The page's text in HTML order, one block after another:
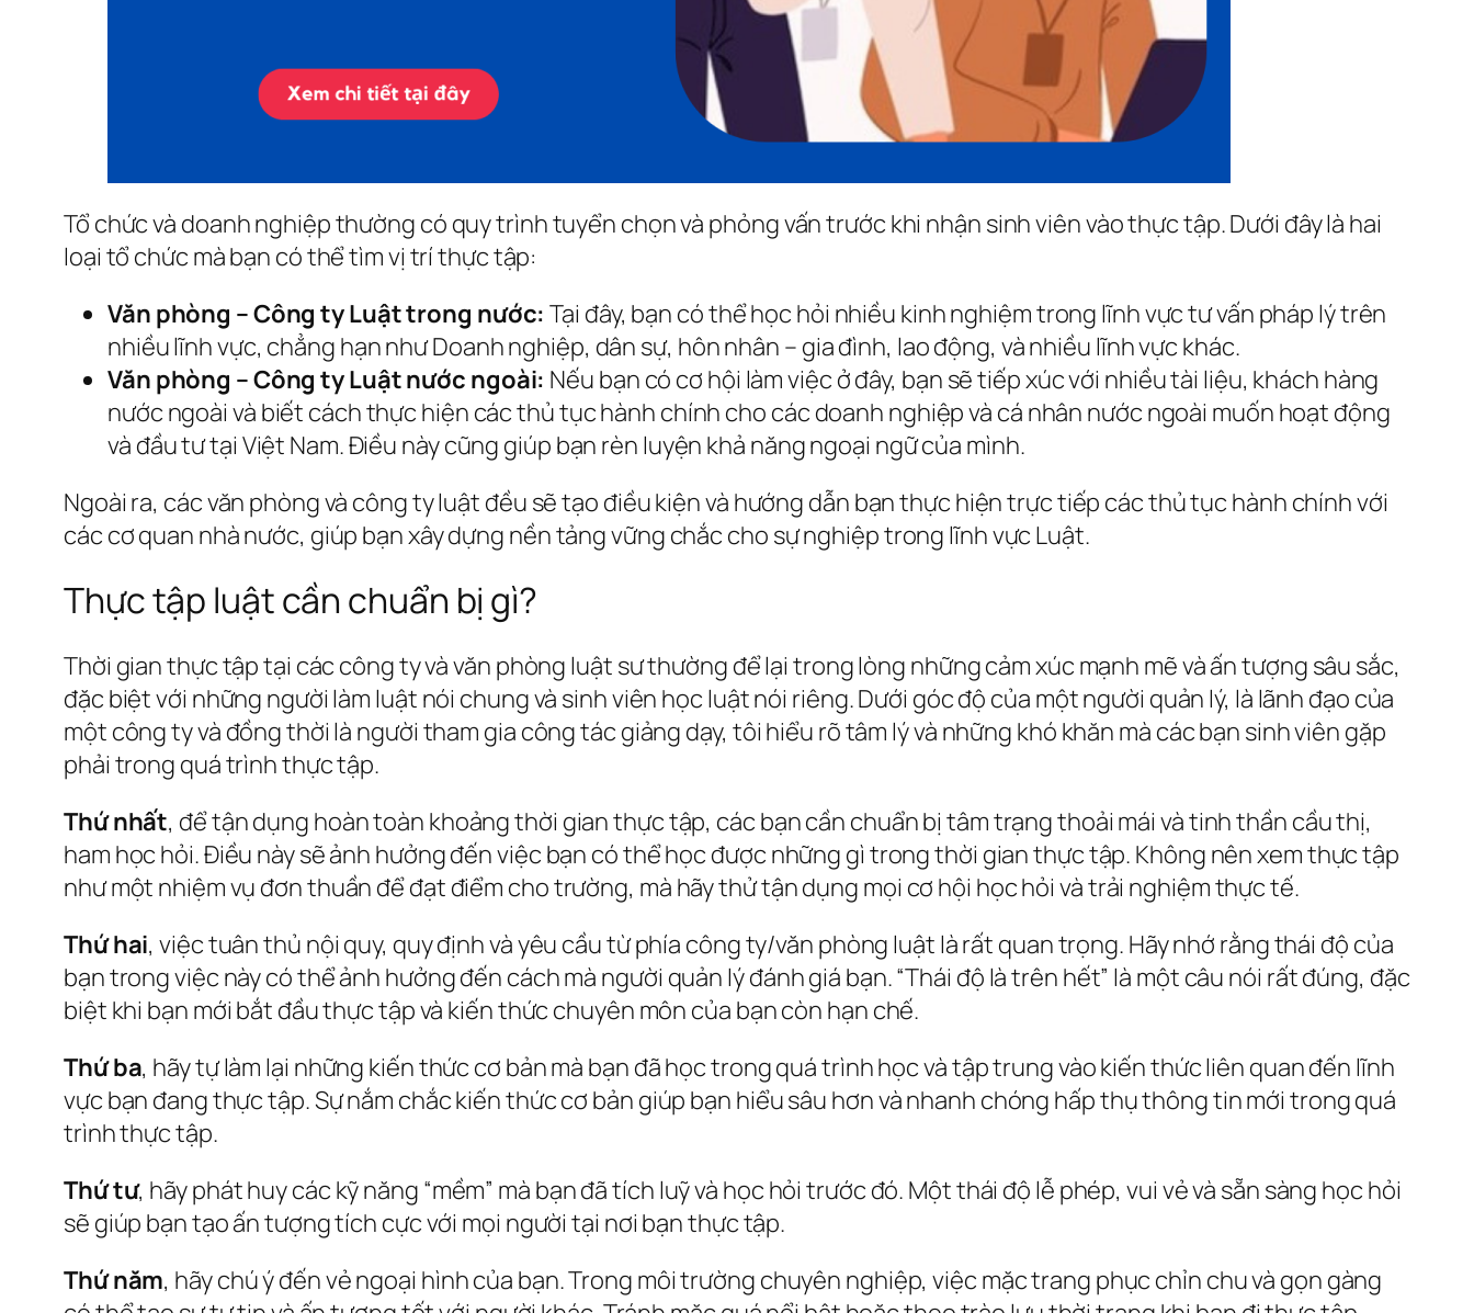
Tổ chức và doanh nghiệp thường có quy trình tuyển chọn và phỏng vấn trước khi nhận sinh viên vào thực tập. Dưới đây là hai
loại tổ chức mà bạn có thể tìm vị trí thực tập:
Văn phòng – Công ty Luật trong nước: Tại đây, bạn có thể học hỏi nhiều kinh nghiệm trong lĩnh vực tư vấn pháp lý trên
nhiều lĩnh vực, chẳng hạn như Doanh nghiệp, dân sự, hôn nhân – gia đình, lao động, và nhiều lĩnh vực khác.
Văn phòng – Công ty Luật nước ngoài: Nếu bạn có cơ hội làm việc ở đây, bạn sẽ tiếp xúc với nhiều tài liệu, khách hàng
nước ngoài và biết cách thực hiện các thủ tục hành chính cho các doanh nghiệp và cá nhân nước ngoài muốn hoạt động
và đầu tư tại Việt Nam. Điều này cũng giúp bạn rèn luyện khả năng ngoại ngữ của mình.
Ngoài ra, các văn phòng và công ty luật đều sẽ tạo điều kiện và hướng dẫn bạn thực hiện trực tiếp các thủ tục hành chính với
các cơ quan nhà nước, giúp bạn xây dựng nền tảng vững chắc cho sự nghiệp trong lĩnh vực Luật.
Thực tập luật cần chuẩn bị gì?
Thời gian thực tập tại các công ty và văn phòng luật sư thường để lại trong lòng những cảm xúc mạnh mẽ và ấn tượng sâu sắc,
đặc biệt với những người làm luật nói chung và sinh viên học luật nói riêng. Dưới góc độ của một người quản lý, là lãnh đạo của
một công ty và đồng thời là người tham gia công tác giảng dạy, tôi hiểu rõ tâm lý và những khó khăn mà các bạn sinh viên gặp
phải trong quá trình thực tập.
Thứ nhất, để tận dụng hoàn toàn khoảng thời gian thực tập, các bạn cần chuẩn bị tâm trạng thoải mái và tinh thần cầu thị,
ham học hỏi. Điều này sẽ ảnh hưởng đến việc bạn có thể học được những gì trong thời gian thực tập. Không nên xem thực tập
như một nhiệm vụ đơn thuần để đạt điểm cho trường, mà hãy thử tận dụng mọi cơ hội học hỏi và trải nghiệm thực tế.
Thứ hai, việc tuân thủ nội quy, quy định và yêu cầu từ phía công ty/văn phòng luật là rất quan trọng. Hãy nhớ rằng thái độ của
bạn trong việc này có thể ảnh hưởng đến cách mà người quản lý đánh giá bạn. “Thái độ là trên hết” là một câu nói rất đúng, đặc
biệt khi bạn mới bắt đầu thực tập và kiến thức chuyên môn của bạn còn hạn chế.
Thứ ba, hãy tự làm lại những kiến thức cơ bản mà bạn đã học trong quá trình học và tập trung vào kiến thức liên quan đến lĩnh
vực bạn đang thực tập. Sự nắm chắc kiến thức cơ bản giúp bạn hiểu sâu hơn và nhanh chóng hấp thụ thông tin mới trong quá
trình thực tập.
Thứ tư, hãy phát huy các kỹ năng “mềm” mà bạn đã tích luỹ và học hỏi trước đó. Một thái độ lễ phép, vui vẻ và sẵn sàng học hỏi
sẽ giúp bạn tạo ấn tượng tích cực với mọi người tại nơi bạn thực tập.
Thứ năm, hãy chú ý đến vẻ ngoại hình của bạn. Trong môi trường chuyên nghiệp, việc mặc trang phục chỉn chu và gọn gàng